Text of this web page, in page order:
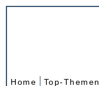
Home Top-Themen